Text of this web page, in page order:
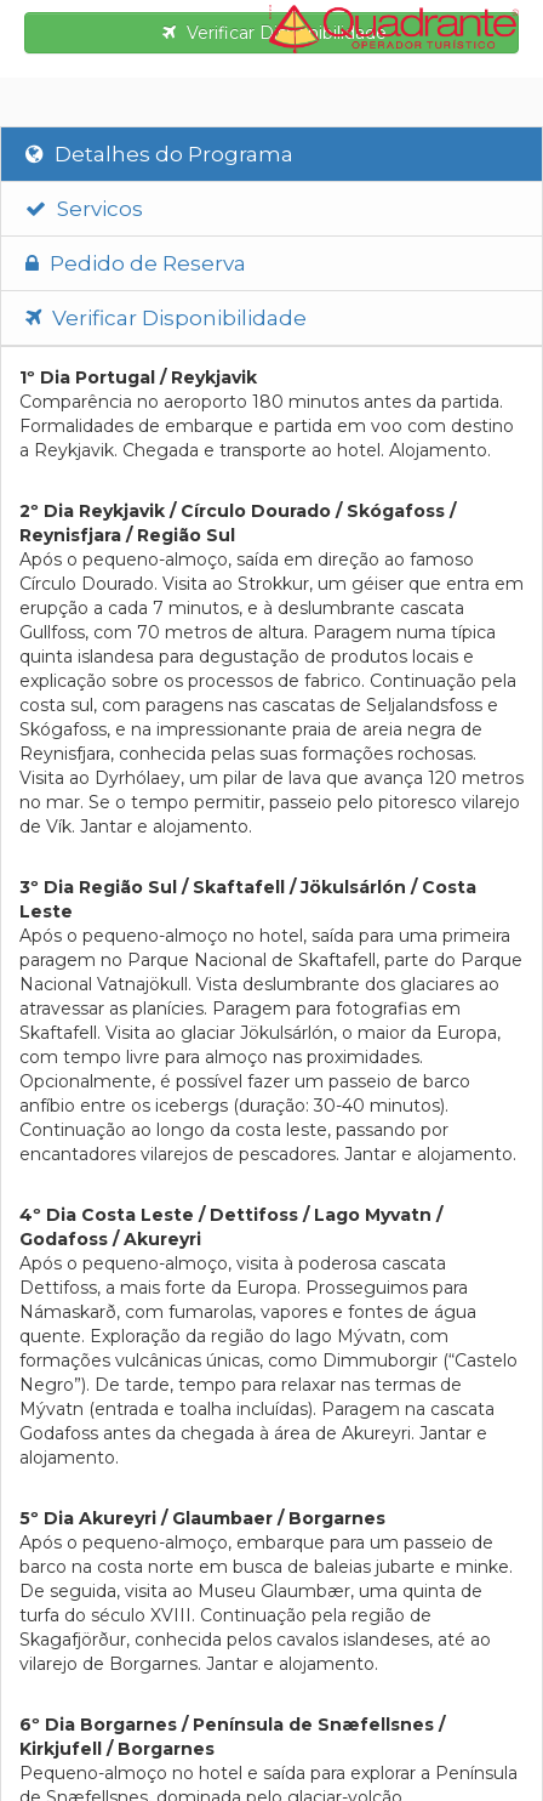
Verificar Disponibilidade
Detalhes do Programa
Servicos
Pedido de Reserva
Verificar Disponibilidade
1º Dia Portugal / Reykjavik
Comparência no aeroporto 180 minutos antes da partida.
Formalidades de embarque e partida em voo com destino
a Reykjavik. Chegada e transporte ao hotel. Alojamento.
2º Dia Reykjavik / Círculo Dourado / Skógafoss /
Reynisfjara / Região Sul
Após o pequeno-almoço, saída em direção ao famoso
Círculo Dourado. Visita ao Strokkur, um géiser que entra em
erupção a cada 7 minutos, e à deslumbrante cascata
Gullfoss, com 70 metros de altura. Paragem numa típica
quinta islandesa para degustação de produtos locais e
explicação sobre os processos de fabrico. Continuação pela
costa sul, com paragens nas cascatas de Seljalandsfoss e
Skógafoss, e na impressionante praia de areia negra de
Reynisfjara, conhecida pelas suas formações rochosas.
Visita ao Dyrhólaey, um pilar de lava que avança 120 metros
no mar. Se o tempo permitir, passeio pelo pitoresco vilarejo
de Vík. Jantar e alojamento.
3º Dia Região Sul / Skaftafell / Jökulsárlón / Costa
Leste
Após o pequeno-almoço no hotel, saída para uma primeira
paragem no Parque Nacional de Skaftafell, parte do Parque
Nacional Vatnajökull. Vista deslumbrante dos glaciares ao
atravessar as planícies. Paragem para fotografias em
Skaftafell. Visita ao glaciar Jökulsárlón, o maior da Europa,
com tempo livre para almoço nas proximidades.
Opcionalmente, é possível fazer um passeio de barco
anfíbio entre os icebergs (duração: 30-40 minutos).
Continuação ao longo da costa leste, passando por
encantadores vilarejos de pescadores. Jantar e alojamento.
4º Dia Costa Leste / Dettifoss / Lago Myvatn /
Godafoss / Akureyri
Após o pequeno-almoço, visita à poderosa cascata
Dettifoss, a mais forte da Europa. Prosseguimos para
Námaskarð, com fumarolas, vapores e fontes de água
quente. Exploração da região do lago Mývatn, com
formações vulcânicas únicas, como Dimmuborgir (“Castelo
Negro”). De tarde, tempo para relaxar nas termas de
Mývatn (entrada e toalha incluídas). Paragem na cascata
Godafoss antes da chegada à área de Akureyri. Jantar e
alojamento.
5º Dia Akureyri / Glaumbaer / Borgarnes
Após o pequeno-almoço, embarque para um passeio de
barco na costa norte em busca de baleias jubarte e minke.
De seguida, visita ao Museu Glaumbær, uma quinta de
turfa do século XVIII. Continuação pela região de
Skagafjörður, conhecida pelos cavalos islandeses, até ao
vilarejo de Borgarnes. Jantar e alojamento.
6º Dia Borgarnes / Península de Snæfellsnes /
Kirkjufell / Borgarnes
Pequeno-almoço no hotel e saída para explorar a Península